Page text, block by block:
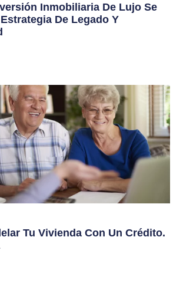
Inmobiliaria De Lujo Se
De Legado Y
Tu Vivienda Con Un Crédito.